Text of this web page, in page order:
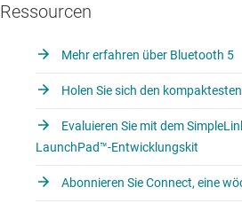
dem alles bedient wird.
Ressourcen
Mehr erfahren über Bluetooth 5
Holen Sie sich den
Evaluieren Sie mit dem
LaunchPad™-Entwicklungskit
Abonnieren Sie Connect, eine